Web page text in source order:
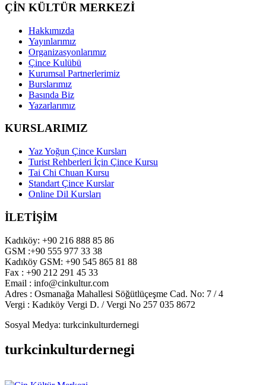
ÇİN KÜLTÜR MERKEZİ
Hakkımızda
Yayınlarımız
Organizasyonlarımız
Çince Kulübü
Kurumsal Partnerlerimiz
Burslarımız
Basında Biz
Yazarlarımız
KURSLARIMIZ
Yaz Yoğun Çince Kursları
Turist Rehberleri İçin Çince Kursu
Tai Chi Chuan Kursu
Standart Çince Kurslar
Online Dil Kursları
İLETİŞİM
Kadıköy: +90 216 888 85 86
GSM :+90 555 977 33 38
Kadıköy GSM: +90 545 865 81 88
Fax : +90 212 291 45 33
Email : info@cinkultur.com
Adres : Osmanağa Mahallesi Söğütlüçeşme Cad. No: 7 / 4
Vergi : Kadıköy Vergi D. / Vergi No 257 035 8672
Sosyal Medya: turkcinkulturdernegi
turkcinkulturdernegi